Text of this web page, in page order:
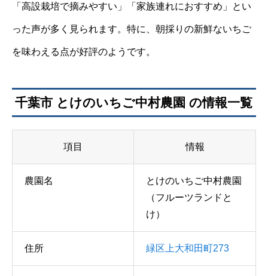
「高設栽培で摘みやすい」「家族連れにおすすめ」とい
った声が多く見られます。特に、朝採りの新鮮ないちご
を味わえる点が好評のようです。
千葉市 とけのいちご中村農園 の情報一覧
項目 情報
農園名
とけのいちご中村農園
（フルーツランドと
け）
住所 緑区上大和田町273